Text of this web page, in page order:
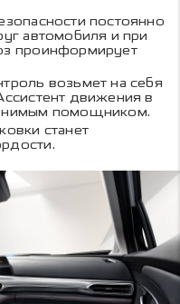
постоянно
автомобиля и при
проинформирует
возьмет на себя
движения в
помощником.
станет